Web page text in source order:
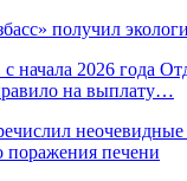
получил
с начала 2026 года
на выплату…
поражения печени